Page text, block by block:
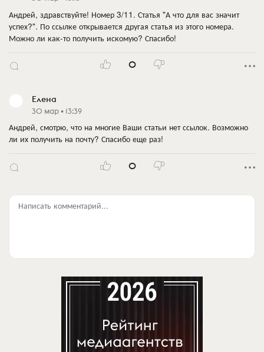
Андрей, здравствуйте! Номер 3/11. Статья "А что для вас значит
успех?". По ссылке открывается другая статья из этого номера.
Можно ли как-то получить искомую? Спасибо!
0
Елена
30 мар • 13:39
Андрей, смотрю, что на многие Ваши статьи нет ссылок. Возможно
ли их получить на почту? Спасибо еще раз!
0
Написать комментарий...